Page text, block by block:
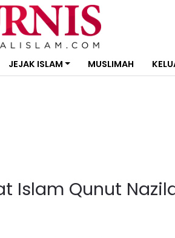
JEJAK ISLAM MUSLIMAH
Islam Qunut